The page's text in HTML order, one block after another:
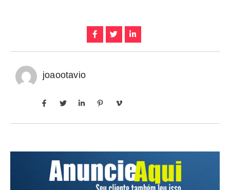
joaootavio